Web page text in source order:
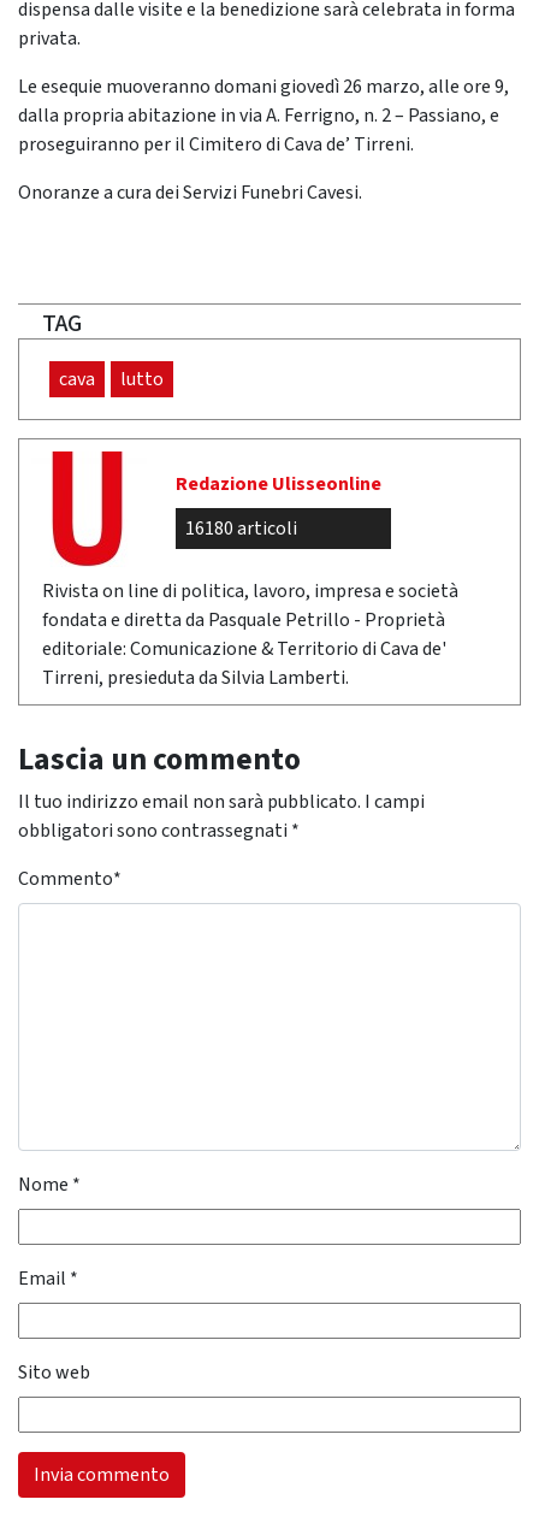
dispensa dalle visite e la benedizione sarà celebrata in forma
privata.
Le esequie muoveranno domani giovedì 26 marzo, alle ore 9,
dalla propria abitazione in via A. Ferrigno, n. 2 – Passiano, e
proseguiranno per il Cimitero di Cava de’ Tirreni.
Onoranze a cura dei Servizi Funebri Cavesi.
TAG
cava lutto
Redazione Ulisseonline
16180 articoli
Rivista on line di politica, lavoro, impresa e società
fondata e diretta da Pasquale Petrillo - Proprietà
editoriale: Comunicazione & Territorio di Cava de'
Tirreni, presieduta da Silvia Lamberti.
Lascia un commento
Il tuo indirizzo email non sarà pubblicato. I campi
obbligatori sono contrassegnati *
Commento*
Nome *
Email *
Sito web